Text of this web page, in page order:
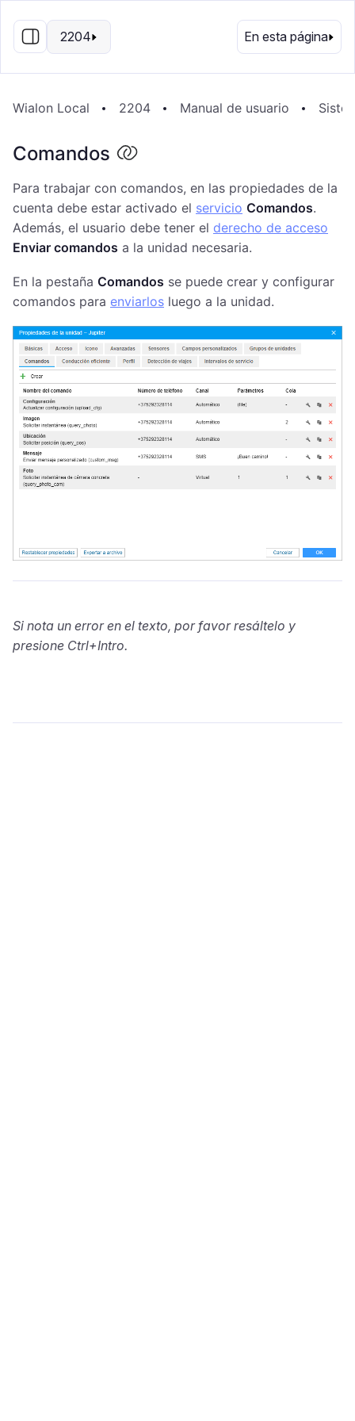
ES
2204 En esta página
Wialon Local 2204 Manual de usuario
Comandos
Para trabajar con comandos, en las propiedades de la
cuenta debe estar activado el servicio Comandos.
Además, el usuario debe tener el derecho de acceso
Enviar comandos a la unidad necesaria.
En la pestaña Comandos se puede crear y configurar
comandos para enviarlos luego a la unidad.
Si nota un error en el texto, por favor resáltelo y
presione Ctrl+Intro.